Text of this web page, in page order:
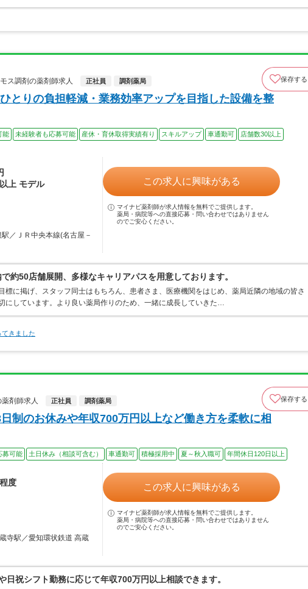
ス調剤の薬剤師求人
正社員 調剤薬局 保存する
とりの負担軽減・業務効率アップを目指した設備を整
能 未経験者も応募可能 産休・育休取得実績有り スキルアップ 車通勤可
店舗数30以上
上 モデル
／ＪＲ中央本線(名古屋－
この求人に興味がある
マイナビ薬剤師が求人情報を無料でご提供します。
薬局・病院等への直接応募・問い合わせではありません
のでご安心ください。
約50店舗展開、多様なキャリアパスを用意しております。
標に掲げ、スタッフ同士はもちろん、患者さま、医療機関をはじめ、薬局近隣の地域の皆さ
にしています。より良い薬局作りのため、一緒に成長していきた…
きました
剤師求人
正社員 調剤薬局 保存する
制のお休みや年収700万円以上など働き方を柔軟に相
募可能 土日休み（相談可含む） 車通勤可 積極採用中 夏～秋入職可 年間休日120日以上
度
寺駅／愛知環状鉄道 高蔵
この求人に興味がある
マイナビ薬剤師が求人情報を無料でご提供します。
薬局・病院等への直接応募・問い合わせではありません
のでご安心ください。
日祝シフト勤務に応じて年収700万円以上相談できます。